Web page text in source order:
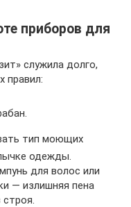
приборов для
служила долго,
правил:
тип моющих
одежды.
для волос или
— излишняя пена